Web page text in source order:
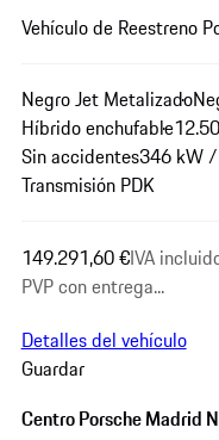
Vehículo de Reestreno
Negro Jet Metalizado
Híbrido enchufable
Sin accidentes346 kW
Transmisión PDK
149.291,60 €IVA
PVP con entrega...
Detalles del vehículo
Guardar
Centro Porsche Madrid